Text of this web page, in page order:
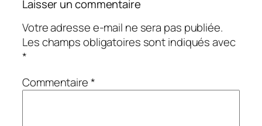
Laisser un commentaire
Votre adresse e-mail ne sera pas publiée.
Les champs obligatoires sont indiqués avec
*
Commentaire*